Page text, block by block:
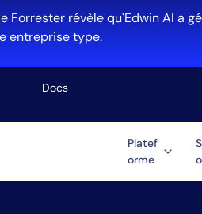
Forrester révèle qu'Edwin AI a
entreprise type.
Docs
Platef
orme